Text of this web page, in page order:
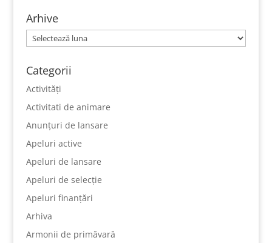
Arhive
Arhive
Categorii
Activități
Activitati de animare
Anunțuri de lansare
Apeluri active
Apeluri de lansare
Apeluri de selecție
Apeluri finanțări
Arhiva
Armonii de primăvară